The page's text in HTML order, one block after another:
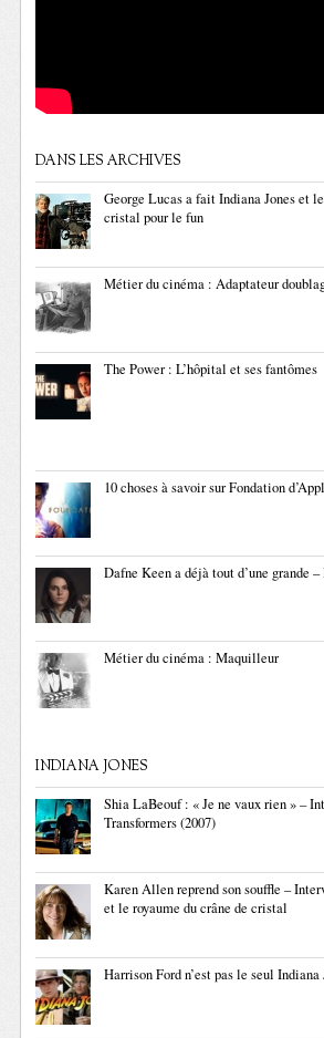
DANS LES ARCHIVES
George Lucas a fait Indiana Jones et
cristal pour le fun
Métier du cinéma : Adaptateur
The Power : L’hôpital et ses fantômes
10 choses à savoir sur Fondation
Dafne Keen a déjà tout d’une grande
Métier du cinéma : Maquilleur
INDIANA JONES
Shia LaBeouf : « Je ne vaux rien » –
Transformers (2007)
Karen Allen reprend son souffle –
et le royaume du crâne de cristal
Harrison Ford n’est pas le seul Indiana